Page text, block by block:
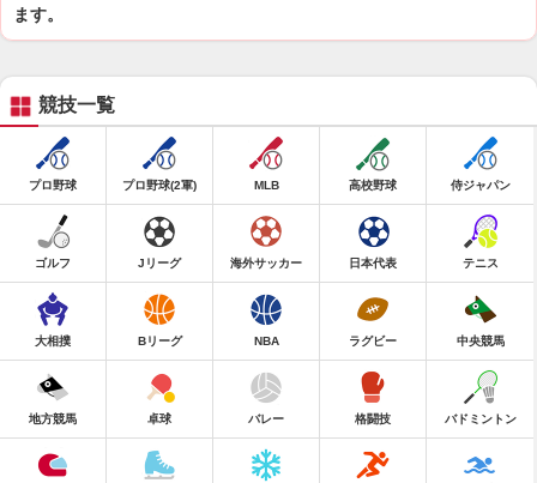
ます。
競技一覧
プロ野球 プロ野球(2軍) MLB 高校野球 侍ジャパン
ゴルフ Jリーグ 海外サッカー 日本代表 テニス
大相撲 Bリーグ NBA ラグビー 中央競馬
地方競馬 卓球 バレー 格闘技 バドミントン